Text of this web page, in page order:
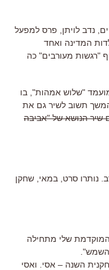
נדב לויתן, פרס למפעל
המדינה ואחד
"רגשות מעורבים" כה
"שלוש אמהות", בו
תשוב לשיר גם את
שיר הנושא של "אביבה
המחולקים הערב. נותרו סרט, במאי, שחקן
המוקדמת שלי מתחילה
השמש".
השנה – אסי. ואסי